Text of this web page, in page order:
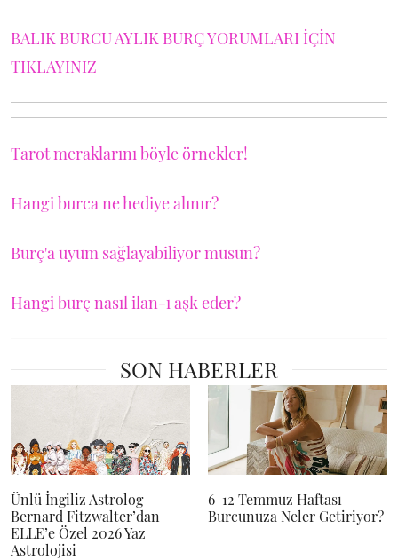
BALIK BURCU AYLIK BURÇ YORUMLARI İÇİN
TIKLAYINIZ
Tarot meraklarını böyle örnekler!
Hangi burca ne hediye alınır?
Burç'a uyum sağlayabiliyor musun?
Hangi burç nasıl ilan-ı aşk eder?
SON HABERLER
Ünlü İngiliz Astrolog
Bernard Fitzwalter’dan
ELLE’e Özel 2026 Yaz
Astrolojisi
6-12 Temmuz Haftası
Burcunuza Neler Getiriyor?